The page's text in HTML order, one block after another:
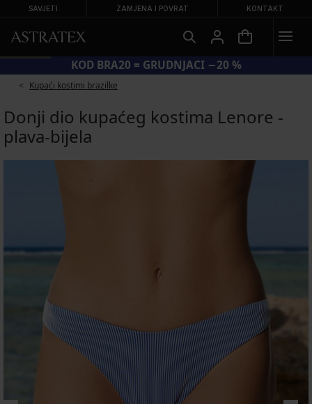
SAVJETI ZAMJENA I POVRAT KONTAKT
KOD BRA20 = GRUDNJACI −20 %
Kupaći kostimi brazilke
Donji dio kupaćeg kostima Lenore -
plava-bijela